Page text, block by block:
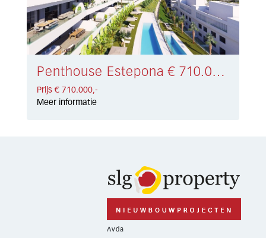
Penthouse Estepona € 710.000,-
Prijs € 710.000,-
Meer informatie
Avda